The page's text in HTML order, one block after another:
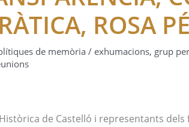
ROSA
de memòria / exhumacions, grup
de Castelló i representants